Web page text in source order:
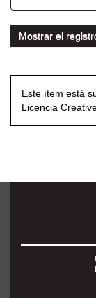
Mostrar el
Este ítem está
Licencia